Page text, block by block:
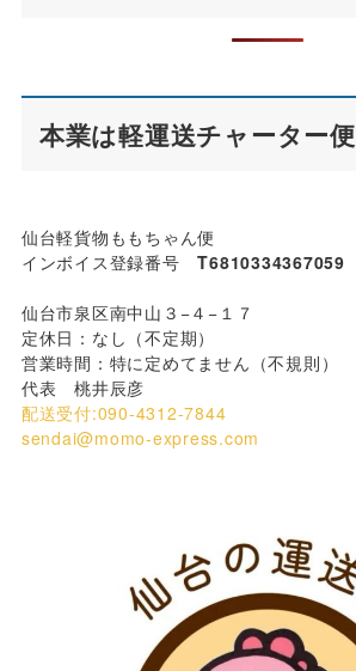
本業は軽運送チャーター便
仙台軽貨物ももちゃん便
インボイス登録番号T6810334367059
仙台市泉区南中山３−４−１７
定休日：なし（不定期）
営業時間：特に定めてません（不規則）
代表 桃井辰彦
配送受付:090-4312-7844
sendai@momo-express.com